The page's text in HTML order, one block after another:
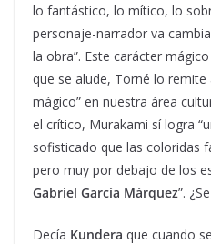
lo fantástico, lo mítico, lo
personaje-narrador va
la obra”. Este carácter
que se alude, Torné lo remite
mágico” en nuestra área
el crítico, Murakami sí logra
sofisticado que las coloridas
pero muy por debajo de los
Gabriel García Márquez”.
Decía Kundera que cuando